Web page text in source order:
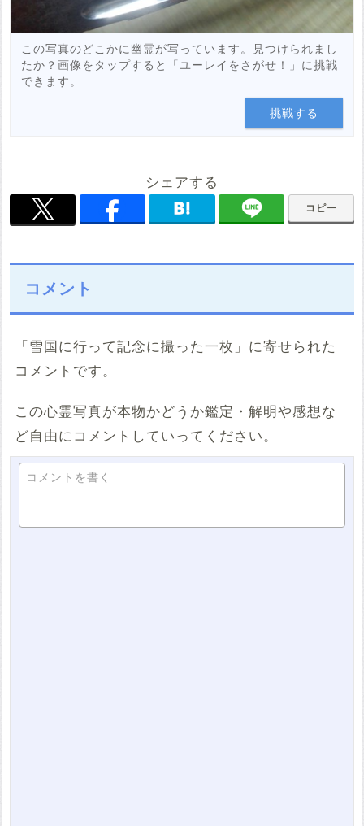
この写真のどこかに幽霊が写っています。見つけられまし
たか？画像をタップすると「ユーレイをさがせ！」に挑戦
できます。
挑戦する
シェアする
コピー
コメント
「雪国に行って記念に撮った一枚」に寄せられた
コメントです。
この心霊写真が本物かどうか鑑定・解明や感想な
ど自由にコメントしていってください。
コメントを書く